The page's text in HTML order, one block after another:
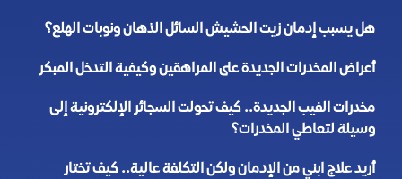
هل يسبب إدمان زيت الحشيش السائل الذهان ونوبات الهلع؟
أعراض المخدرات الجديدة على المراهقين وكيفية التدخل المبكر
مخدرات الفيب الجديدة.. كيف تحولت السجائر الإلكترونية إلى
وسيلة لتعاطي المخدرات؟
أريد علاج ابني من الإدمان ولكن التكلفة عالية.. كيف تختار